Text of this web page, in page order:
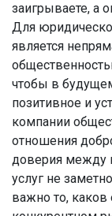
заигрываете, а
Для
является
чтобы в
позитивное и
компании
отношения
доверия между
услуг не
важно то,